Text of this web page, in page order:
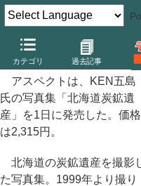
カテゴリ 過去記事
アスペクト、KEN五島
アスペクトは、KEN五島
氏の写真集「北海道炭鉱遺
産」を1日に発売した。価格
は2,315円。
北海道の炭鉱遺産を撮影
た写真集。1999年より撮り